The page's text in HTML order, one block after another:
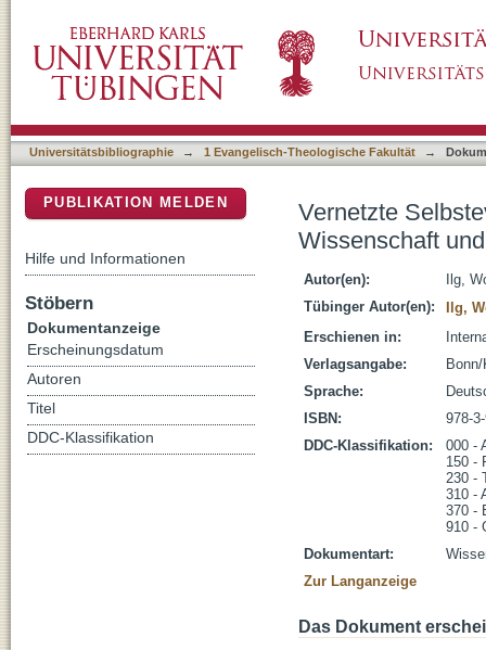
Universitätsbibliographie → 1 Evangelisch-Theologische Fakultät →
Vernetzte
Wissenschaft
Autor(en):
Ilg,
Tübinger Autor(en):
Ilg,
Erschienen in:
Verlagsangabe:
Sprache:
ISBN:
978-
DDC-Klassifikation:
000 -
150 -
230 -
310 -
370 -
910 -
Dokumentart:
Zur Langanzeige
Das Dokument
PUBLIKATION MELDEN
Hilfe und Informationen
Stöbern
Dokumentanzeige
Erscheinungsdatum
Autoren
Titel
DDC-Klassifikation